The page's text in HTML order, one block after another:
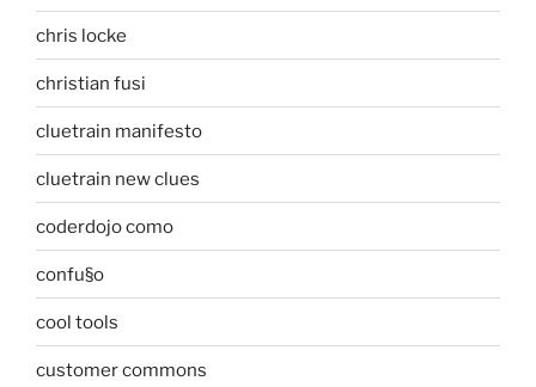
chris locke
christian fusi
cluetrain manifesto
cluetrain new clues
coderdojo como
confu§o
cool tools
customer commons